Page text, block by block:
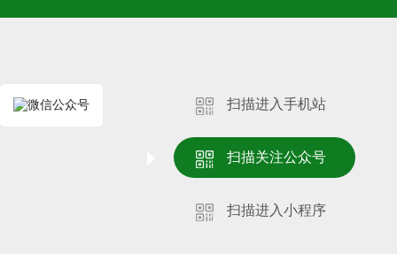
扫描进入手机站
扫描关注公众号
扫描进入小程序